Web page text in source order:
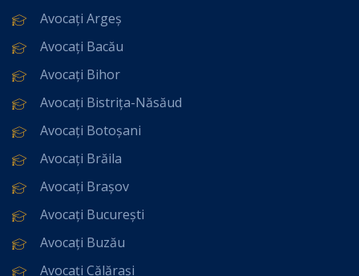
Avocați Argeș
Avocați Bacău
Avocați Bihor
Avocați Bistrița-Năsăud
Avocați Botoșani
Avocați Brăila
Avocați Brașov
Avocați București
Avocați Buzău
Avocați Călărași